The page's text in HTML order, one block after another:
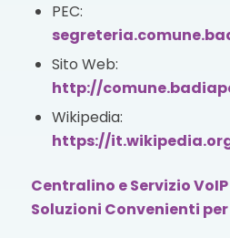
PEC:
Sito Web:
http://
Wikipedia:
https://
Centralino e Servizio
Soluzioni Convenienti